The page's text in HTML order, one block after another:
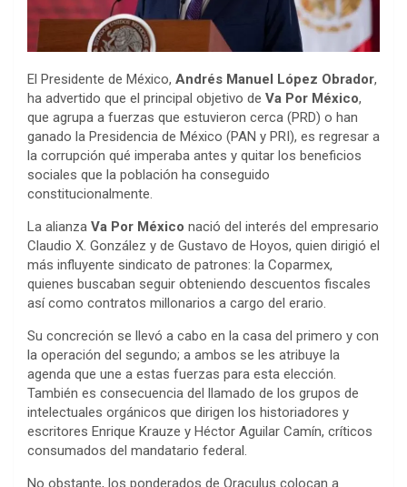
El Presidente de México, Andrés Manuel López Obrador,
ha advertido que el principal objetivo de Va Por México,
que agrupa a fuerzas que estuvieron cerca (PRD) o han
ganado la Presidencia de México (PAN y PRI), es regresar a
la corrupción qué imperaba antes y quitar los beneficios
sociales que la población ha conseguido
constitucionalmente.
La alianza Va Por México nació del interés del empresario
Claudio X. González y de Gustavo de Hoyos, quien dirigió el
más influyente sindicato de patrones: la Coparmex,
quienes buscaban seguir obteniendo descuentos fiscales
así como contratos millonarios a cargo del erario.
Su concreción se llevó a cabo en la casa del primero y con
la operación del segundo; a ambos se les atribuye la
agenda que une a estas fuerzas para esta elección.
También es consecuencia del llamado de los grupos de
intelectuales orgánicos que dirigen los historiadores y
escritores Enrique Krauze y Héctor Aguilar Camín, críticos
consumados del mandatario federal.
No obstante, los ponderados de Oraculus colocan a